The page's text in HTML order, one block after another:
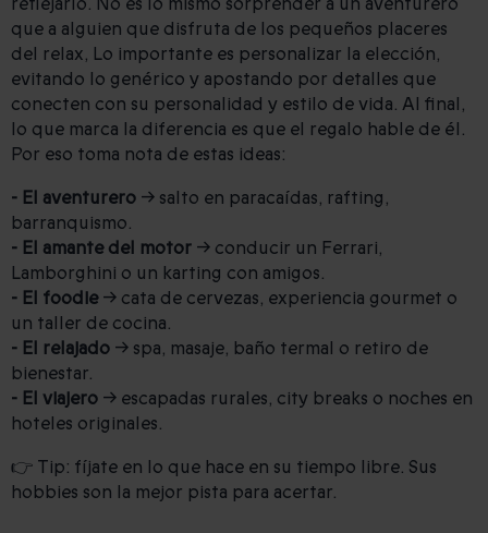
que a alguien que disfruta de los pequeños placeres
del relax, Lo importante es personalizar la elección,
evitando lo genérico y apostando por detalles que
conecten con su personalidad y estilo de vida. Al final,
lo que marca la diferencia es que el regalo hable de él.
Por eso toma nota de estas ideas:
- El aventurero → salto en paracaídas, rafting,
barranquismo.
- El amante del motor → conducir un Ferrari,
Lamborghini o un karting con amigos.
- El foodie→ cata de cervezas, experiencia gourmet o
un taller de cocina.
- El relajado → spa, masaje, baño termal o retiro de
bienestar.
- El viajero → escapadas rurales, city breaks o noches en
hoteles originales.
👉 Tip: fíjate en lo que hace en su tiempo libre. Sus
hobbies son la mejor pista para acertar.